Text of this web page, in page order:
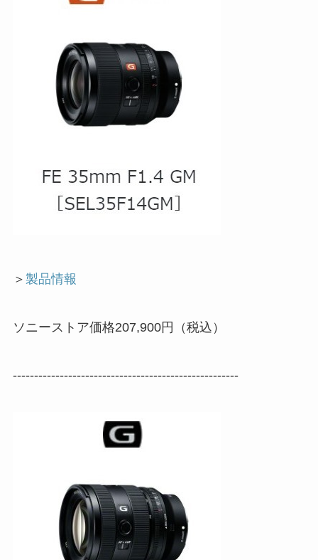
＞ 製品情報
ソニーストア価格207,900円（税込）
-----------------------------------------------------